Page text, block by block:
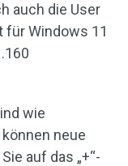
auch die User
für Windows 11
wie
neue
auf das „+“-